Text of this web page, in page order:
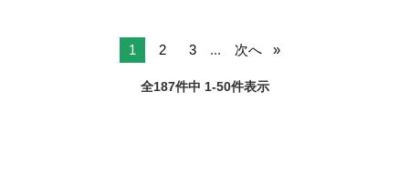
1 2 3 ... 次へ
全187件中 1-50件表示